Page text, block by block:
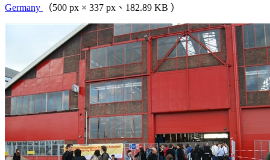
Germany
（500 px × 337 px、182.89 KB ）